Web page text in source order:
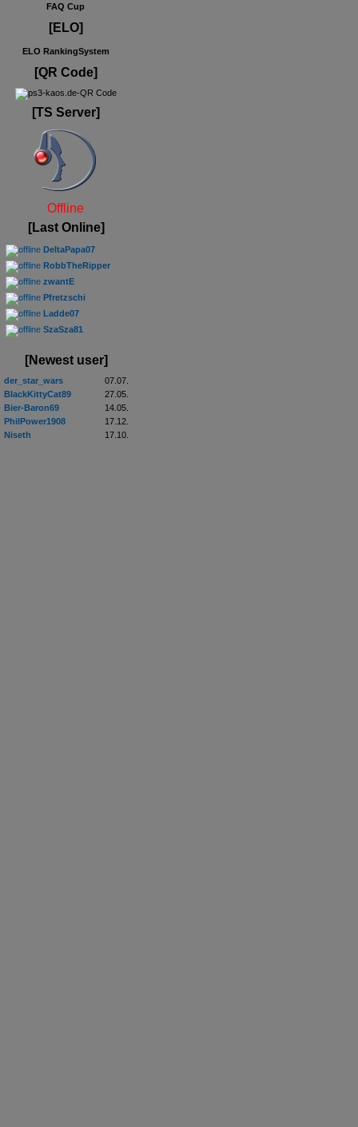
FAQ Cup
[ELO]
ELO RankingSystem
[QR Code]
[TS Server]
Offline
[Last Online]
DeltaPapa07
RobbTheRipper
zwantE
Pfretzschi
Ladde07
SzaSza81
[Newest user]
der_star_wars
07.07.
BlackKittyCat89
27.05.
Bier-Baron69
14.05.
PhilPower1908
17.12.
Niseth
17.10.